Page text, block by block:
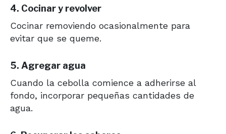
4. Cocinar y revolver
Cocinar removiendo ocasionalmente para
evitar que se queme.
5. Agregar agua
Cuando la cebolla comience a adherirse al
fondo, incorporar pequeñas cantidades de
agua.